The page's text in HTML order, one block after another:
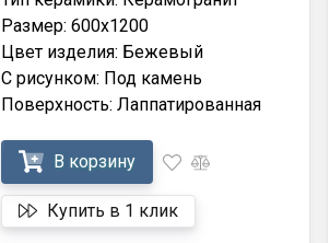
Размер: 600x1200
Цвет изделия: Бежевый
С рисунком: Под камень
Поверхность: Лаппатированная
В корзину
Купить в 1 клик